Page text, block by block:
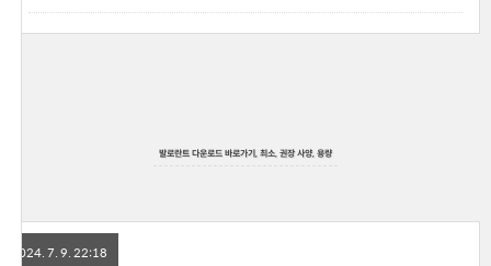
발로란트 다운로드 바로가기, 최소, 권장 사양, 용량
2024. 7. 9. 22:18